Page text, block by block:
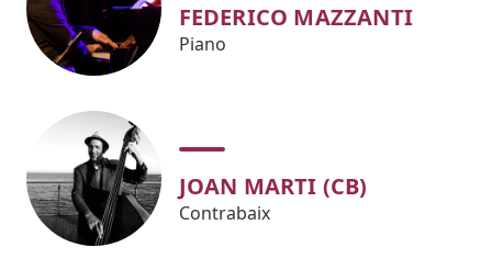
FEDERICO MAZZANTI
Piano
JOAN MARTI (CB)
Contrabaix